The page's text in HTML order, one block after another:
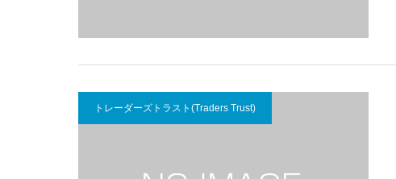
トレーダーズトラスト(Traders Trust)